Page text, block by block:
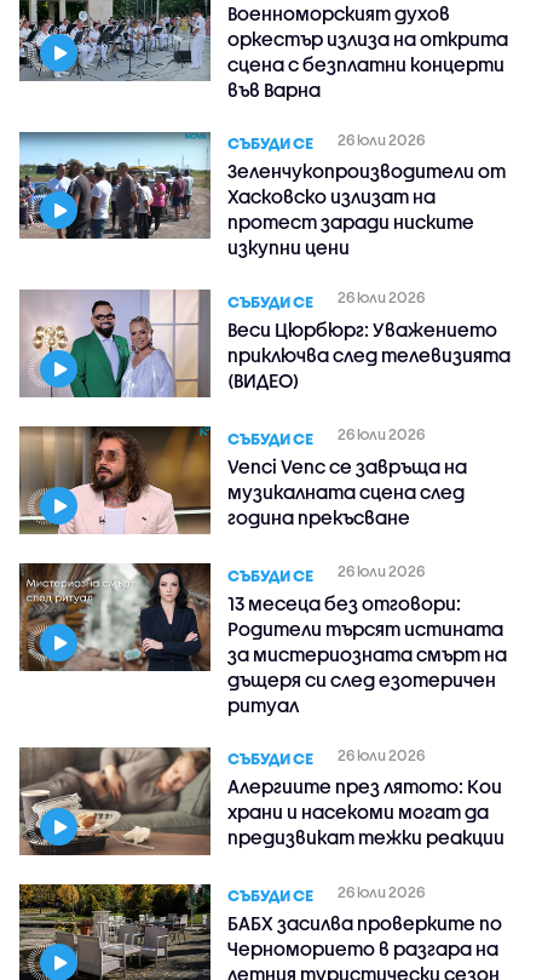
Военноморският духов
оркестър излиза на открита
сцена с безплатни концерти
във Варна
СЪБУДИ СЕ 26 юли 2026
Зеленчукопроизводители от
Хасковско излизат на
протест заради ниските
изкупни цени
СЪБУДИ СЕ 26 юли 2026
Веси Цюрбюрг: Уважението
приключва след телевизията
(ВИДЕО)
СЪБУДИ СЕ 26 юли 2026
Venci Venc се завръща на
музикалната сцена след
година прекъсване
СЪБУДИ СЕ 26 юли 2026
13 месеца без отговори:
Родители търсят истината
за мистериозната смърт на
дъщеря си след езотеричен
ритуал
СЪБУДИ СЕ 26 юли 2026
Алергиите през лятото: Кои
храни и насекоми могат да
предизвикат тежки реакции
СЪБУДИ СЕ 26 юли 2026
БАБХ засилва проверките по
Черноморието в разгара на
летния туристически сезон